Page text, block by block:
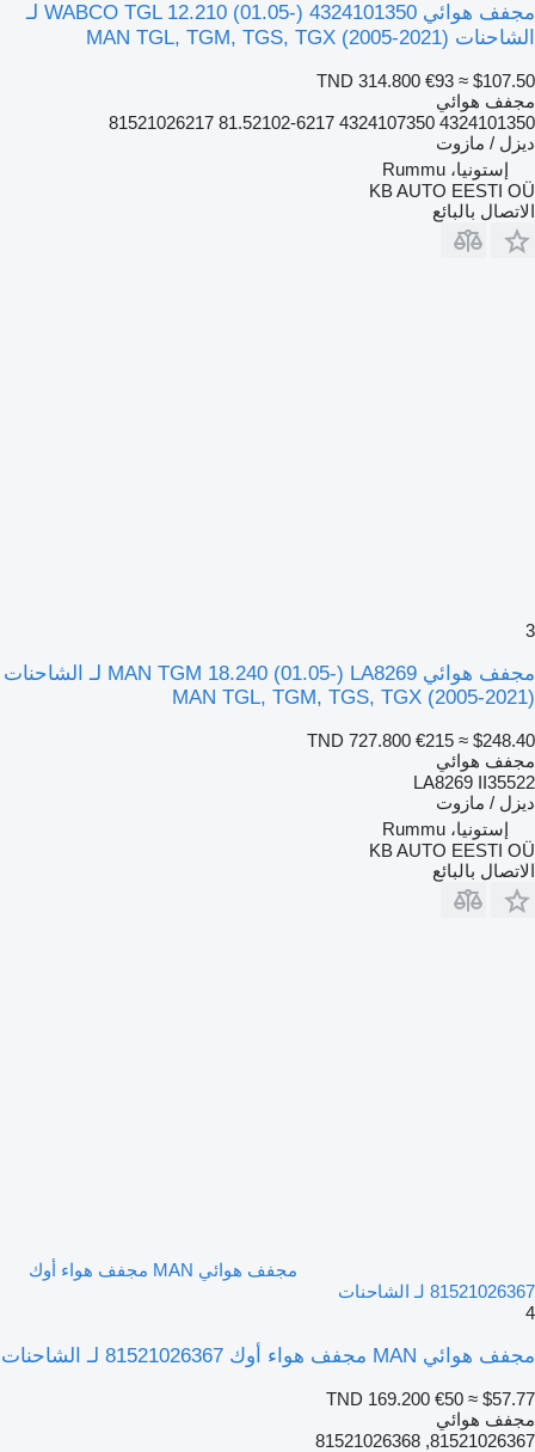
مجفف هوائي WABCO TGL 12.210 (01.05-) 4324101350 لـ
الشاحنات MAN TGL, TGM, TGS, TGX (2005-2021)
TND 314.800 €93 ≈ $107.50
مجفف هوائي
4324101350 4324107350 81.52102-6217 81521026217
ديزل / مازوت
إستونيا، Rummu
KB AUTO EESTI OÜ
الاتصال بالبائع
3
مجفف هوائي MAN TGM 18.240 (01.05-) LA8269 لـ الشاحنات
MAN TGL, TGM, TGS, TGX (2005-2021)
TND 727.800 €215 ≈ $248.40
مجفف هوائي
LA8269 II35522
ديزل / مازوت
إستونيا، Rummu
KB AUTO EESTI OÜ
الاتصال بالبائع
مجفف هوائي MAN مجفف هواء أوك
81521026367 لـ الشاحنات
4
مجفف هوائي MAN مجفف هواء أوك 81521026367 لـ الشاحنات
TND 169.200 €50 ≈ $57.77
مجفف هوائي
81521026367, 81521026368